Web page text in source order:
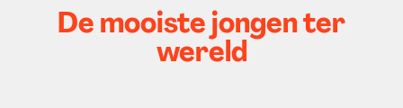
De mooiste jongen ter
wereld